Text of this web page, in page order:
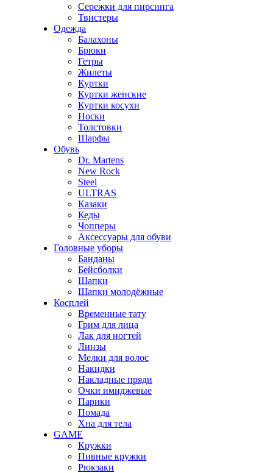
Сережки для пирсинга
Твистеры
Одежда
Балахоны
Брюки
Гетры
Жилеты
Куртки
Куртки женские
Куртки косухи
Носки
Толстовки
Шарфы
Обувь
Dr. Martens
New Rock
Steel
ULTRAS
Казаки
Кеды
Чопперы
Аксессуары для обуви
Головные уборы
Банданы
Бейсболки
Шапки
Шапки молодёжные
Косплей
Временные тату
Грим для лица
Лак для ногтей
Линзы
Мелки для волос
Накидки
Накладные пряди
Очки имиджевые
Парики
Помада
Хна для тела
GAME
Кружки
Пивные кружки
Рюкзаки